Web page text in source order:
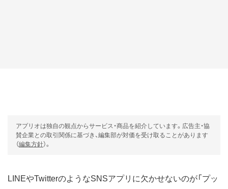
アプリオは独自の観点からサービス・商品を紹介しています。広告主・協
賛企業との取引関係に基づき、編集部が対価を受け取ることがあります
（編集方針）。
LINEやTwitterのようなSNSアプリに欠かせないのが「プッ